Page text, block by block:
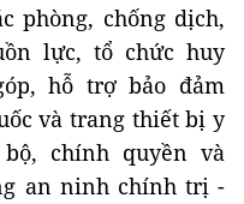
phòng, chống dịch,
lực, tổ chức huy
hỗ trợ bảo đảm
và trang thiết bị y
chính quyền và
an ninh chính trị -